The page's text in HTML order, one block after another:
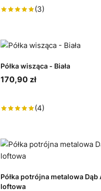
(3)
Półka wisząca - Biała
170,90 zł
(4)
Półka potrójna metalowa Dąb
loftowa